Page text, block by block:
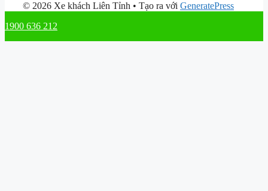
© 2026 Xe khách Liên Tỉnh • Tạo ra với GeneratePress
1900 636 212